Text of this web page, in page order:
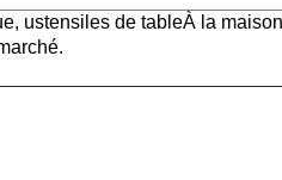
ustensiles de tableÀ la